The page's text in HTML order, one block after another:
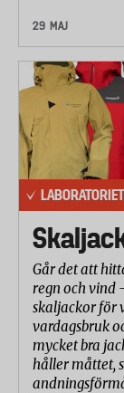
29 MAJ
Går det att
regn och vind
skaljackor för
vardagsbruk
mycket bra
håller måttet,